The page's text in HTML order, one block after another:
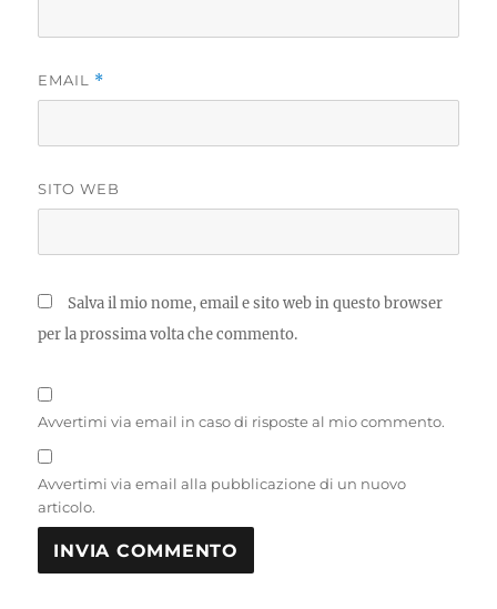
EMAIL *
SITO WEB
Salva il mio nome, email e sito web in questo browser
per la prossima volta che commento.
Avvertimi via email in caso di risposte al mio commento.
Avvertimi via email alla pubblicazione di un nuovo
articolo.